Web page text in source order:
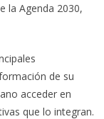
la Agenda 2030,
de su
acceder en
que lo integran.